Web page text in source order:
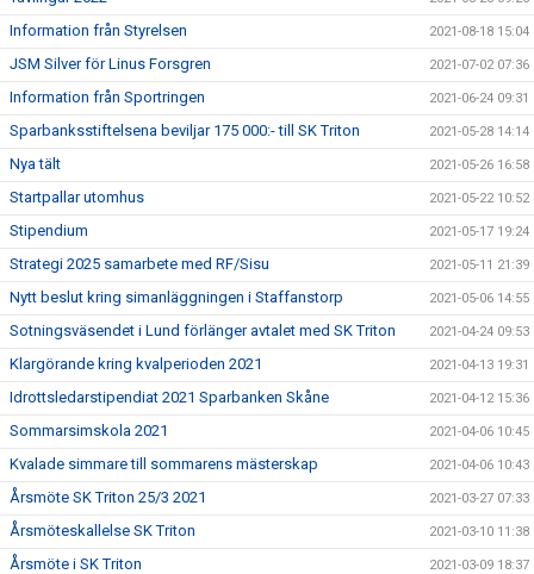
Information från Styrelsen 2021-08-18 15:04
JSM Silver för Linus Forsgren 2021-07-02 07:36
Information från Sportringen 2021-06-24 09:31
Sparbanksstiftelsena beviljar 175 000:- till SK Triton 2021-05-28 14:14
Nya tält 2021-05-26 16:58
Startpallar utomhus 2021-05-22 10:52
Stipendium 2021-05-17 19:24
Strategi 2025 samarbete med RF/Sisu 2021-05-11 21:39
Nytt beslut kring simanläggningen i Staffanstorp 2021-05-06 14:55
Sotningsväsendet i Lund förlänger avtalet med SK Triton 2021-04-24 09:53
Klargörande kring kvalperioden 2021 2021-04-13 19:31
Idrottsledarstipendiat 2021 Sparbanken Skåne 2021-04-12 15:36
Sommarsimskola 2021 2021-04-06 10:45
Kvalade simmare till sommarens mästerskap 2021-04-06 10:43
Årsmöte SK Triton 25/3 2021 2021-03-27 07:33
Årsmöteskallelse SK Triton 2021-03-10 11:38
Årsmöte i SK Triton 2021-03-09 18:37